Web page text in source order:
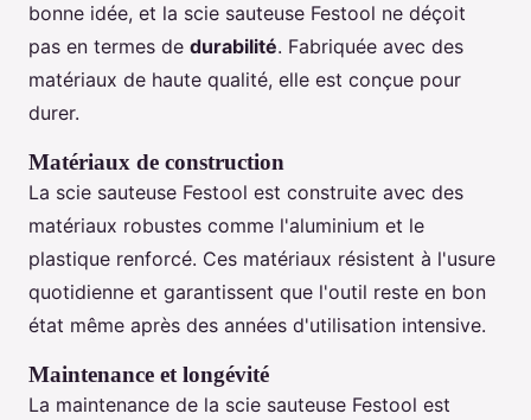
bonne idée, et la scie sauteuse Festool ne déçoit
pas en termes de durabilité. Fabriquée avec des
matériaux de haute qualité, elle est conçue pour
durer.
Matériaux de construction
La scie sauteuse Festool est construite avec des
matériaux robustes comme l'aluminium et le
plastique renforcé. Ces matériaux résistent à l'usure
quotidienne et garantissent que l'outil reste en bon
état même après des années d'utilisation intensive.
Maintenance et longévité
La maintenance de la scie sauteuse Festool est